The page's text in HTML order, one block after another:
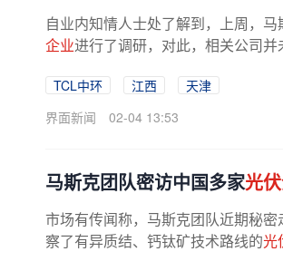
自业内知情人士处了解到，上周，
企业进行了调研，对此，相关公司
TCL中环 江西
天津
界面新闻
02-04 13:53
马斯克团队密访中国多家光
市场有传闻称，马斯克团队近期秘密
察了有异质结、钙钛矿技术路线的光